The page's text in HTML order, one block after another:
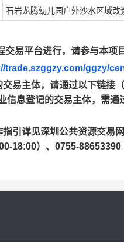
石岩龙腾幼儿园户外沙水区域
交易平台进行，请参与本项
trade.szggzy.com/ggzy/
交易主体，请通过以下链接（
信息登记的交易主体，需通
指引详见深圳公共资源交
18:00）、0755-